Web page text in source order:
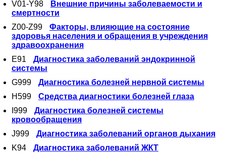
V01-Y98
Внешние причины заболеваемости и
смертности
Z00-Z99
Факторы, влияющие на состояние
здоровья населения и обращения в учреждения
здравоохранения
E91
Диагностика заболеваний эндокринной
системы
G999
Диагностика болезней нервной системы
H599
Средства диагностики болезней глаза
I999
Диагностика болезней системы
кровообращения
J999
Диагностика заболеваний органов дыхания
K94
Диагностика заболеваний ЖКТ